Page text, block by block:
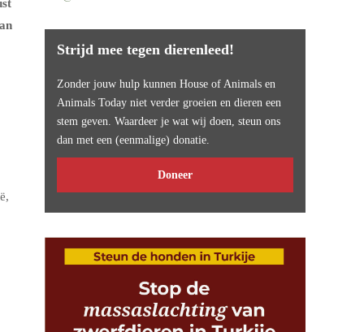
Strijd mee tegen dierenleed!
Zonder jouw hulp kunnen House of Animals en
Animals Today niet verder groeien en dieren een
stem geven. Waardeer je wat wij doen, steun ons
dan met een (eenmalige) donatie.
Doneer